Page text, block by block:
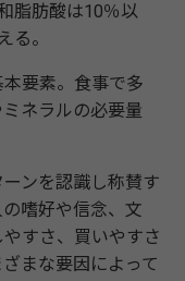
脂肪酸は10％以
る。
要素。食事で多
ネラルの必要量
ンを認識し称賛す
嗜好や信念、文
すさ、買いやすさ
まな要因によって